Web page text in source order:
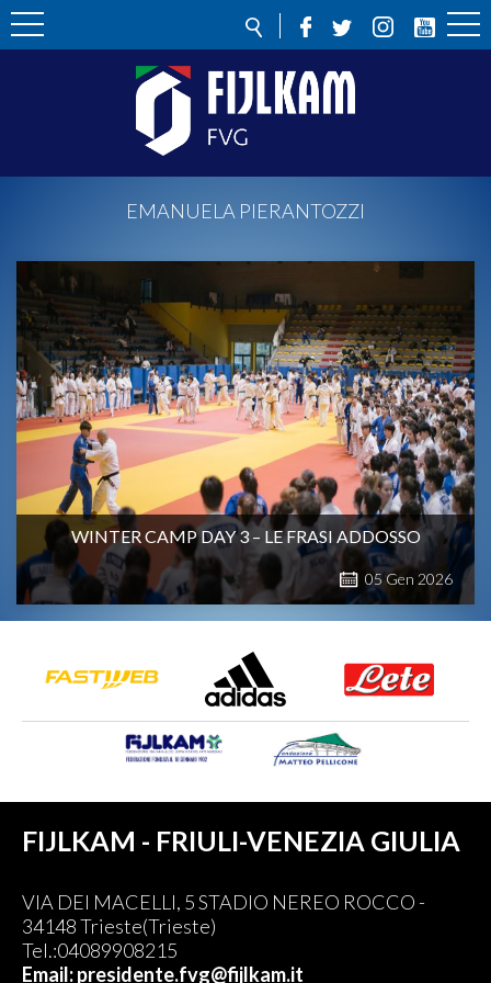
EMANUELA PIERANTOZZI
WINTER CAMP DAY 3 – LE FRASI ADDOSSO
05 Gen 2026
FIJLKAM - FRIULI-VENEZIA GIULIA
VIA DEI MACELLI, 5 STADIO NEREO ROCCO -
34148 Trieste(Trieste)
Tel.:04089908215
Email: presidente.fvg@fijlkam.it